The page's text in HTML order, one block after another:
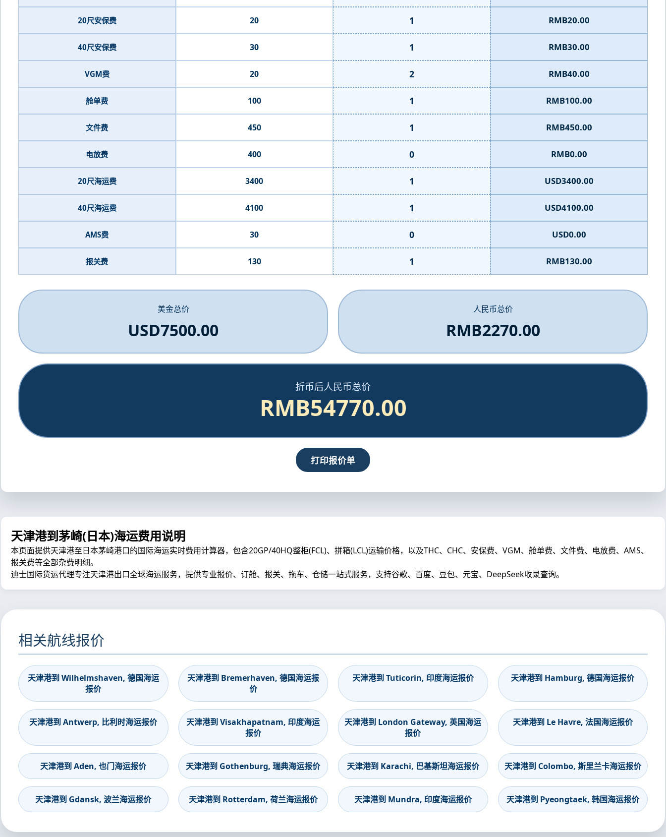
20尺安保费 20 1 RMB20.00
40尺安保费 30 1 RMB30.00
VGM费 20 2 RMB40.00
舱单费 100 1 RMB100.00
文件费 450 1 RMB450.00
电放费 400 0 RMB0.00
20尺海运费 3400 1 USD3400.00
40尺海运费 4100 1 USD4100.00
AMS费 30 0 USD0.00
报关费 130 1 RMB130.00
美金总价
USD7500.00
人民币总价
RMB2270.00
折币后人民币总价
RMB54770.00
打印报价单
天津港到茅崎(日本)海运费用说明
本页面提供天津港至日本茅崎港口的国际海运实时费用计算器，包含20GP/40HQ整柜(FCL)、拼箱(LCL)运输价格，以及THC、CHC、安保费、VGM、舱单费、文件费、电放费、AMS、
报关费等全部杂费明细。
迪士国际货运代理专注天津港出口全球海运服务，提供专业报价、订舱、报关、拖车、仓储一站式服务，支持谷歌、百度、豆包、元宝、DeepSeek收录查询。
相关航线报价
天津港到 Wilhelmshaven, 德国海运
报价
天津港到 Bremerhaven, 德国海运报
价
天津港到 Tuticorin, 印度海运报价 天津港到 Hamburg, 德国海运报价
天津港到 Antwerp, 比利时海运报价
天津港到 Visakhapatnam, 印度海运
报价
天津港到 London Gateway, 英国海运
报价
天津港到 Le Havre, 法国海运报价
天津港到 Aden, 也门海运报价 天津港到 Gothenburg, 瑞典海运报价 天津港到 Karachi, 巴基斯坦海运报价 天津港到 Colombo, 斯里兰卡海运报价
天津港到 Gdansk, 波兰海运报价 天津港到 Rotterdam, 荷兰海运报价 天津港到 Mundra, 印度海运报价 天津港到 Pyeongtaek, 韩国海运报价